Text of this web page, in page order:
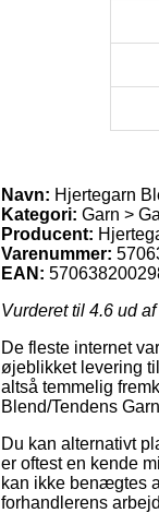
Navn: Hjertegarn
Kategori: Garn >
Producent:
Varenummer:
EAN:
Vurderet til 4.6 ud
De fleste internet
øjeblikket levering
altså temmelig
Blend/Tendens
Du kan alternativt
er oftest en kende
kan ikke benægtes
forhandlerens